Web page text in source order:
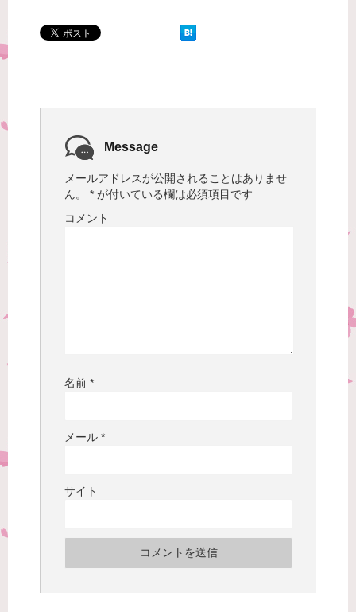
Message
メールアドレスが公開されることはありませ
ん。
* が付いている欄は必須項目です
コメント
名前 *
メール *
サイト